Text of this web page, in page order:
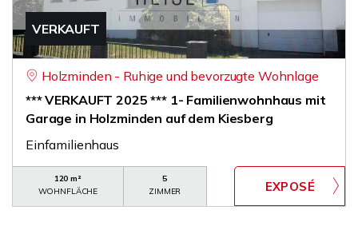
VERKAUFT
Holzminden - Ruhige und bevorzugte Wohnlage
*** VERKAUFT 2025 *** 1- Familienwohnhaus mit
Garage in Holzminden auf dem Kiesberg
Einfamilienhaus
120 m²
WOHNFLÄCHE
5
ZIMMER